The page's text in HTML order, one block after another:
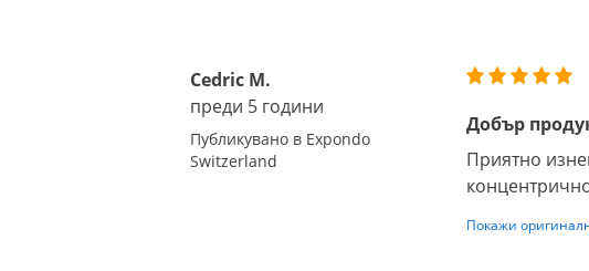
Cedric M.
преди 5 години
Публикувано в Expondo
Switzerland
Добър
Приятно
Покажи